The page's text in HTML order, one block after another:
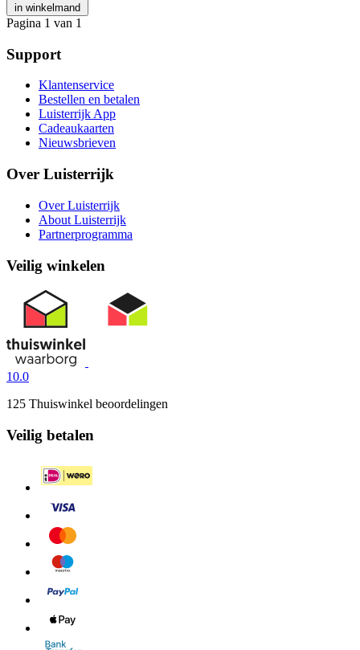
in winkelmand
Pagina 1 van 1
Support
Klantenservice
Bestellen en betalen
Luisterrijk App
Cadeaukaarten
Nieuwsbrieven
Over Luisterrijk
Over Luisterrijk
About Luisterrijk
Partnerprogramma
Veilig winkelen
10.0
125 Thuiswinkel beoordelingen
Veilig betalen